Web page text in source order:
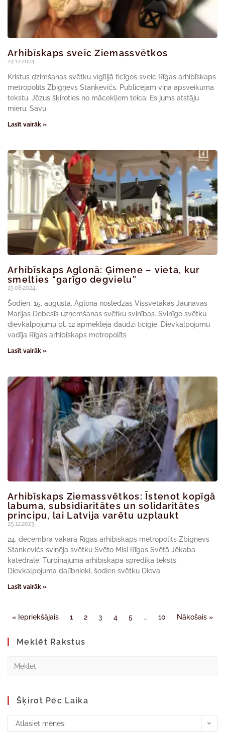
Arhibīskaps sveic Ziemassvētkos
24.12.2024.
Kristus dzimšanas svētku vigīlijā ticīgos sveic Rīgas arhibīskaps
metropolīts Zbigņevs Stankevičs. Publicējam viņa apsveikuma
tekstu. Jēzus šķiroties no mācekļiem teica: Es jums atstāju
mieru, Savu
Lasīt vairāk »
Arhibīskaps Aglonā: Ģimene – vieta, kur
smelties “garīgo degvielu”
15.08.2024.
Šodien, 15. augustā, Aglonā noslēdzas Vissvētākās Jaunavas
Marijas Debesīs uzņemšanas svētku svinības. Svinīgo svētku
dievkalpojumu pl. 12 apmeklēja daudzi ticīgie. Dievkalpojumu
vadīja Rīgas arhibīskaps metropolīts
Lasīt vairāk »
Arhibīskaps Ziemassvētkos: Īstenot kopīgā
labuma, subsidiaritātes un solidaritātes
principu, lai Latvija varētu uzplaukt
25.12.2023.
24. decembra vakarā Rīgas arhibīskaps metropolīts Zbigņevs
Stankevičs svinēja svētku Svēto Misi Rīgas Svētā Jēkaba
katedrālē. Turpinājumā arhibīskapa sprediķa teksts.
Dievkalpojuma dalībnieki, šodien svētku Dieva
Lasīt vairāk »
« Iepriekšājais 1 2 3 4 5 … 10 Nākošais »
Meklēt Rakstus
Šķirot Pēc Laika
Atlasiet mēnesi